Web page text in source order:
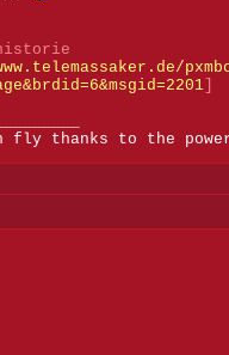
fly thanks to the